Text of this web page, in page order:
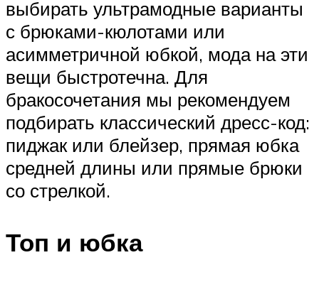
выбирать ультрамодные варианты
с брюками-кюлотами или
асимметричной юбкой, мода на эти
вещи быстротечна. Для
бракосочетания мы рекомендуем
подбирать классический дресс-код:
пиджак или блейзер, прямая юбка
средней длины или прямые брюки
со стрелкой.
Топ и юбка